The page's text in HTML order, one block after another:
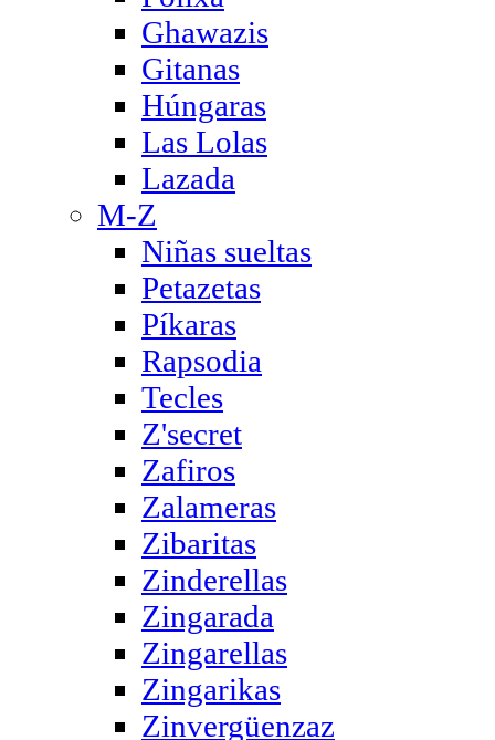
Ghawazis
Gitanas
Húngaras
Las Lolas
Lazada
M-Z
Niñas sueltas
Petazetas
Píkaras
Rapsodia
Tecles
Z'secret
Zafiros
Zalameras
Zibaritas
Zinderellas
Zingarada
Zingarellas
Zingarikas
Zinvergüenzaz